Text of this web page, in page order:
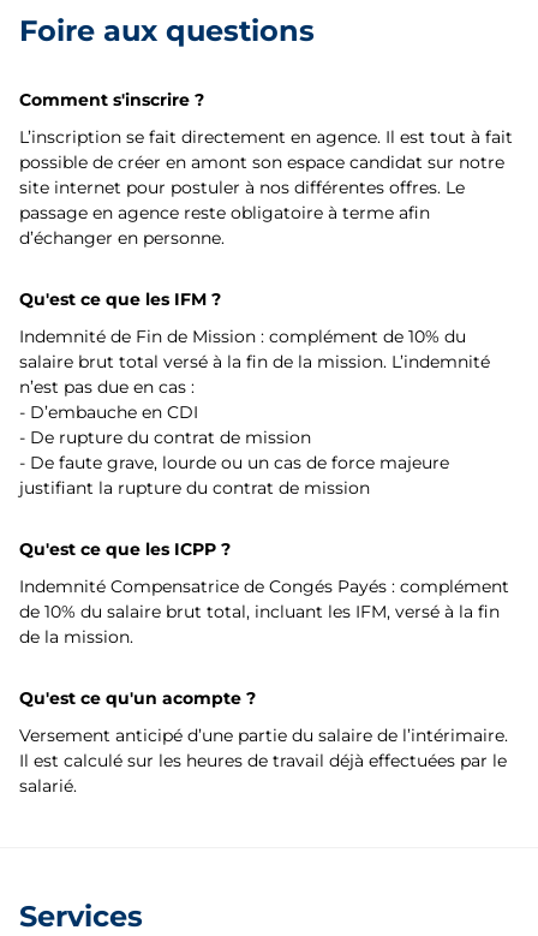
Foire aux questions
Comment s'inscrire ?
L’inscription se fait directement en agence. Il est tout à fait
possible de créer en amont son espace candidat sur notre
site internet pour postuler à nos différentes offres. Le
passage en agence reste obligatoire à terme afin
d’échanger en personne.
Qu'est ce que les IFM ?
Indemnité de Fin de Mission : complément de 10% du
salaire brut total versé à la fin de la mission. L’indemnité
n’est pas due en cas :
- D’embauche en CDI
- De rupture du contrat de mission
- De faute grave, lourde ou un cas de force majeure
justifiant la rupture du contrat de mission
Qu'est ce que les ICPP ?
Indemnité Compensatrice de Congés Payés : complément
de 10% du salaire brut total, incluant les IFM, versé à la fin
de la mission.
Qu'est ce qu'un acompte ?
Versement anticipé d’une partie du salaire de l’intérimaire.
Il est calculé sur les heures de travail déjà effectuées par le
salarié.
Services